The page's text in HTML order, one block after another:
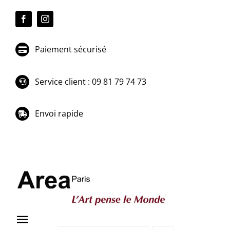
Paiement sécurisé
Service client : 09 81 79 74 73
Envoi rapide